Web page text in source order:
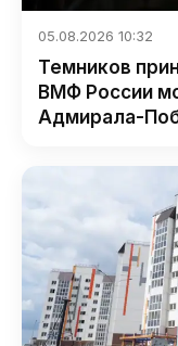
05.08.2026 10:32
Темников
ВМФ России
Адмирала-